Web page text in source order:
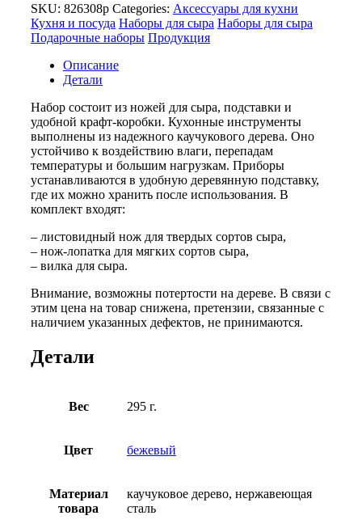
SKU: 826308p Categories: Аксессуары для кухни
Кухня и посуда Наборы для сыра Наборы для сыра
Подарочные наборы Продукция
Описание
Детали
Набор состоит из ножей для сыра, подставки и
удобной крафт-коробки. Кухонные инструменты
выполнены из надежного каучукового дерева. Оно
устойчиво к воздействию влаги, перепадам
температуры и большим нагрузкам. Приборы
устанавливаются в удобную деревянную подставку,
где их можно хранить после использования. В
комплект входят:
– листовидный нож для твердых сортов сыра,
– нож-лопатка для мягких сортов сыра,
– вилка для сыра.
Внимание, возможны потертости на дереве. В связи с
этим цена на товар снижена, претензии, связанные с
наличием указанных дефектов, не принимаются.
Детали
Вес 295 г.
Цвет бежевый
Материал
товара
каучуковое дерево, нержавеющая
сталь